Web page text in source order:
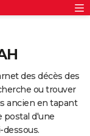
des décès des
ou trouver
ancien en tapant
postal d'une